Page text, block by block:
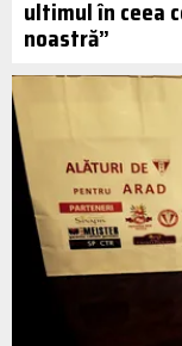
ultimul în ceea
noastră”